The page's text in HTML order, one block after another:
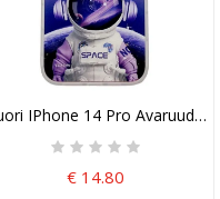
Painike
IPhone 14 Pro Avaruuden
€ 14.80